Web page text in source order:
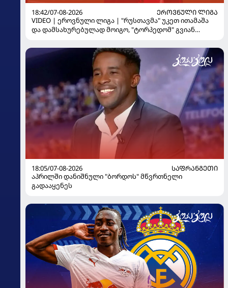
18:42/07-08-2026
ᲔᲠᲝᲕᲜᲣᲚᲘ ᲚᲘᲒᲐ
VIDEO | ეროვნული ლიგა | "რუსთავმა" უკეთ ითამაშა
და დამსახურებულად მოიგო, "ტორპედომ" გვიან
18:05/07-08-2026
ᲡᲐᲤᲠᲐᲜᲒᲔᲗᲘ
აპრილში დანიშნული "ბორდოს" მწვრთნელი
გადააყენეს